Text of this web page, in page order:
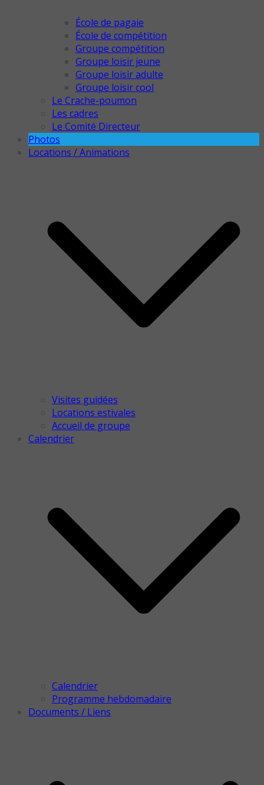
École de pagaie
École de compétition
Groupe compétition
Groupe loisir jeune
Groupe loisir adulte
Groupe loisir cool
Le Crache-poumon
Les cadres
Le Comité Directeur
Photos
Locations / Animations
Visites guidées
Locations estivales
Accueil de groupe
Calendrier
Calendrier
Programme hebdomadaire
Documents / Liens